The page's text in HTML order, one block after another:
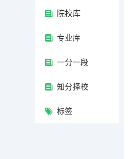
院校库
专业库
一分一段
知分择校
标签